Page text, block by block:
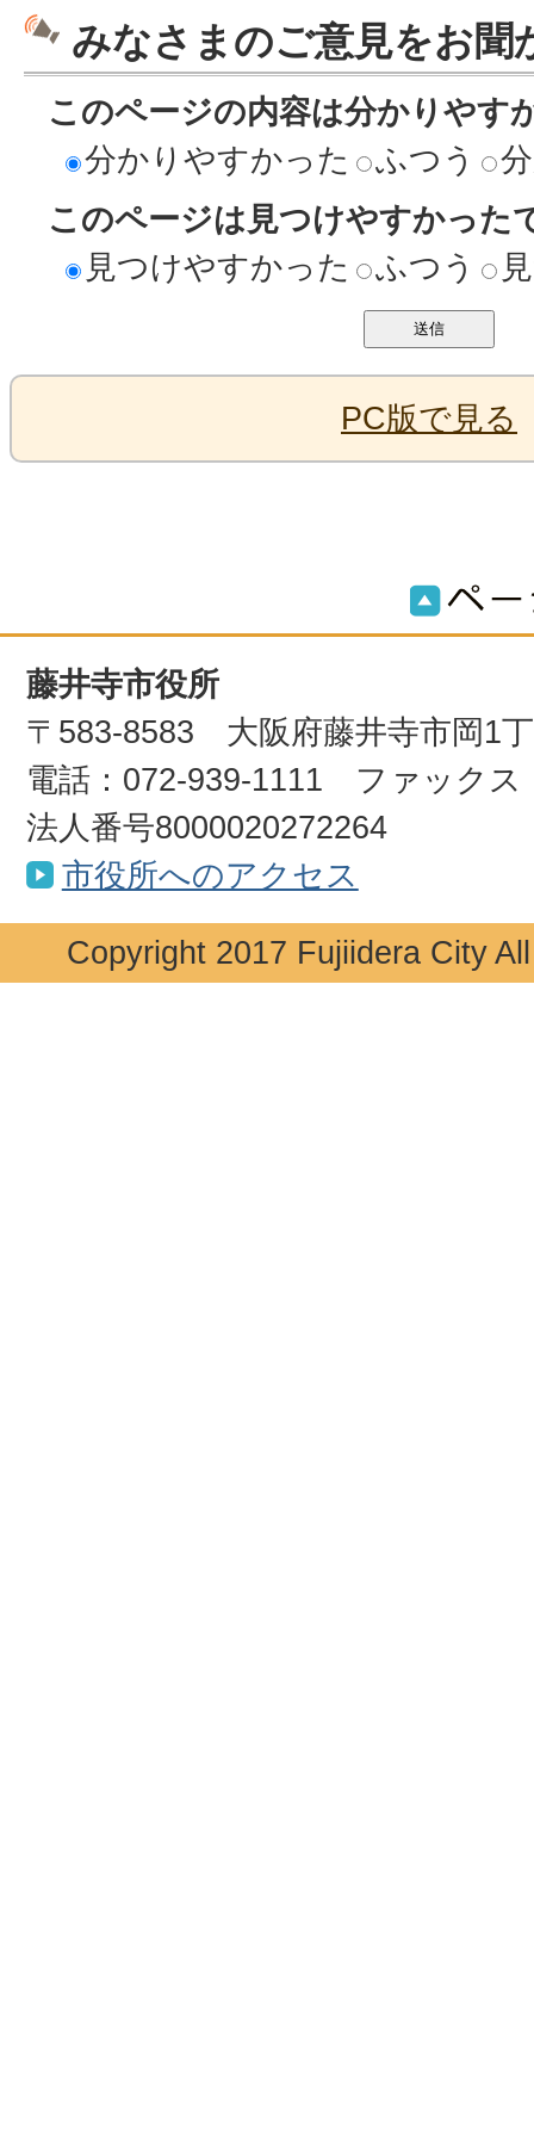
みなさまのご意見をお聞
このページの内容は分かりやす
分かりやすかった
ふつう
このページは見つけやすかった
見つけやすかった
ふつう
PC版で見る
藤井寺市役所
〒583-8583 大阪府藤井寺市岡1
電話：072-939-1111 ファックス
法人番号8000020272264
市役所へのアクセス
Copyright 2017 Fujiidera City